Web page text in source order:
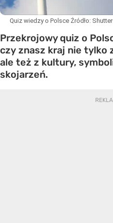
Quiz wiedzy o Polsce Źródło:
Przekrojowy quiz o
czy znasz kraj nie tylko
ale też z kultury,
skojarzeń.